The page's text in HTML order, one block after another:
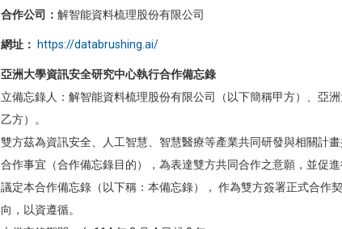
合作公司： 解智能資料梳理股份有限公司
網址： https://databrushing.ai/
亞洲大學資訊安全研究中心執行合作備忘錄
立備忘錄人：解智能資料梳理股份有限公司（以下簡稱甲方）、亞
乙方）。
雙方茲為資訊安全、人工智慧、智慧醫療等產業共同研發與相關計
合作事宜（合作備忘錄目的），為表達雙方共同合作之意願，並促
議定本合作備忘錄（以下稱：本備忘錄）， 作為雙方簽署正式合作
向，以資遵循。